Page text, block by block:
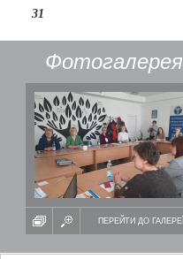
31
Фотогалерея
ПЕРЕЙТИ ДО ГАЛЕРЕЇ